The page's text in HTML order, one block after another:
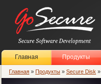
Главная Продукты
Главная » Продукты » Secure Disk »